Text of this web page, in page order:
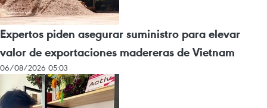
Expertos piden asegurar suministro para elevar
valor de exportaciones madereras de Vietnam
06/08/2026 05:03